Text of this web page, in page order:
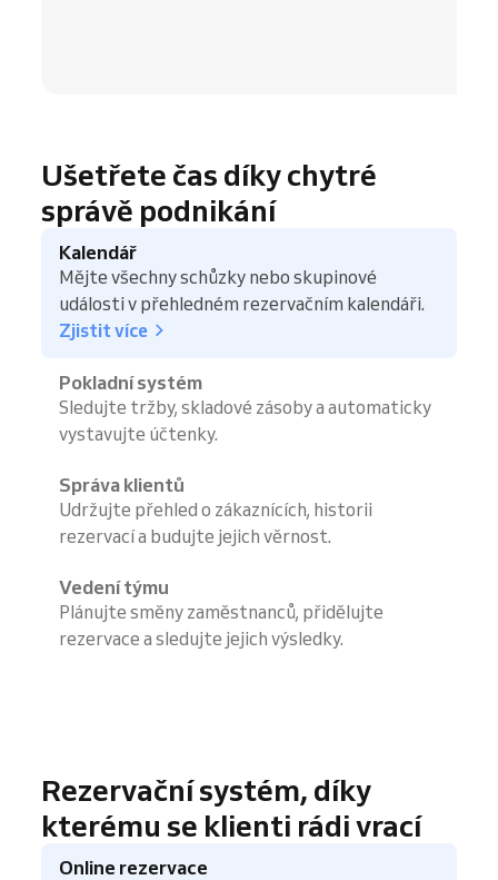
Ušetřete čas díky chytré
správě podnikání
Kalendář
Mějte všechny schůzky nebo skupinové
události v přehledném rezervačním kalendáři.
Zjistit více
Pokladní systém
Sledujte tržby, skladové zásoby a automaticky
vystavujte účtenky.
Správa klientů
Udržujte přehled o zákaznících, historii
rezervací a budujte jejich věrnost.
Vedení týmu
Plánujte směny zaměstnanců, přidělujte
rezervace a sledujte jejich výsledky.
Rezervační systém, díky
kterému se klienti rádi vrací
Online rezervace